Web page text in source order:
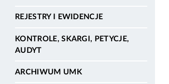
REJESTRY I EWIDENCJE
KONTROLE, SKARGI, PETYCJE,
AUDYT
ARCHIWUM UMK